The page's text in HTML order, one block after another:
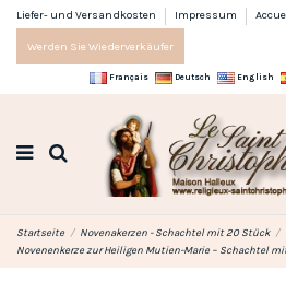
Liefer- und Versandkosten Impressum
Werden Sie Wiederverkäufer
Français Deutsch English
Startseite Novenakerzen - Schachtel mit 20 Stück
Novenenkerze zur Heiligen Mutien-Marie – Schachtel